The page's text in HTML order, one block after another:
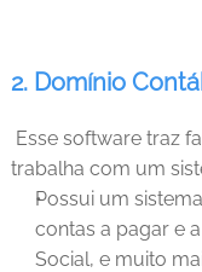
2. Domínio
Esse software traz
trabalha com um
Possui um
contas a pagar e
Social, e muito